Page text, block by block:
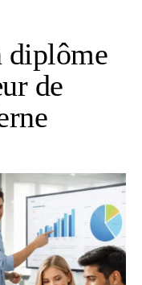
diplôme
de